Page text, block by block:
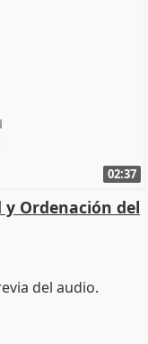
02:37
Ordenación del